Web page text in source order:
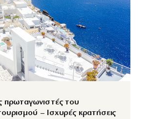
πρωταγωνιστές του
– Ισχυρές κρατήσεις